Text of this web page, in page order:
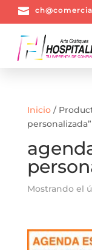

Inicio/
personalizada”
Mostrando el